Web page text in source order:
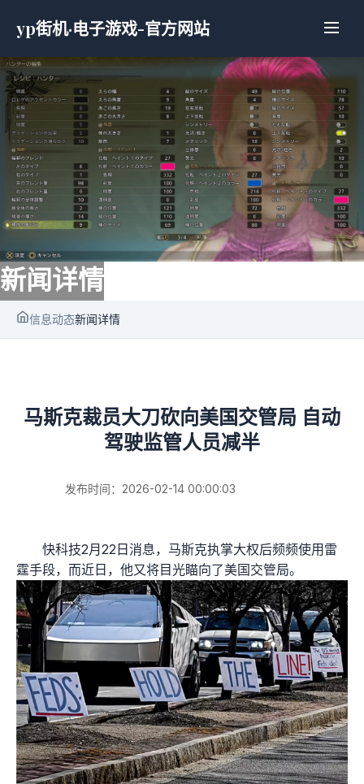
yp街机·电子游戏-官方网站
新闻详情
信息动态新闻详情
马斯克裁员大刀砍向美国交管局 自动
驾驶监管人员减半
发布时间：2026-02-14 00:00:03
快科技2月22日消息，马斯克执掌大权后频频使用雷
霆手段，而近日，他又将目光瞄向了美国交管局。